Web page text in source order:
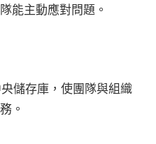
能主動應對問題。
儲存庫，使團隊與組織
。